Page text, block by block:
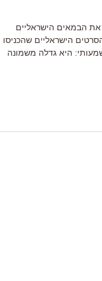
את הבמאים הישראליים
הישראליים שהכניסו
היא גדלה משמונה